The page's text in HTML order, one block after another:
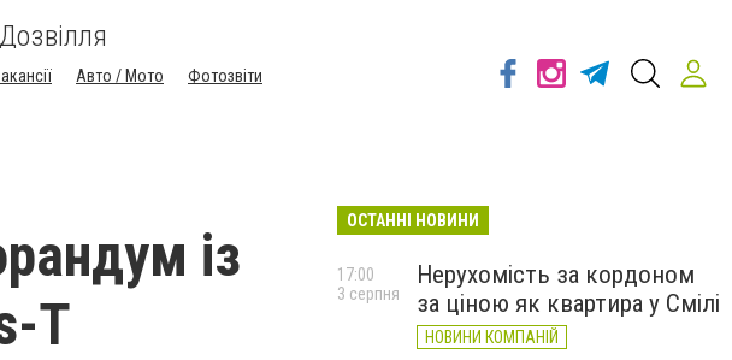
Дозвілля
Авто / Мото
Фотозвіти
із
T
ОСТАННІ НОВИНИ
Нерухомість за кордоном
за ціною як квартира у Смілі
НОВИНИ КОМПАНІЙ
17:00
3 серпня